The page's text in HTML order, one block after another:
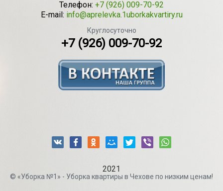
Телефон: +7 (926) 009-70-92
E-mail: info@aprelevka.1uborkakvartiry.ru
Круглосуточно
+7 (926) 009-70-92
2021
© «Уборка №1» - Уборка квартиры в Чехове по низким ценам!